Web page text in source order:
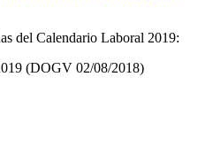
del Calendario Laboral 2019:
(DOGV 02/08/2018)